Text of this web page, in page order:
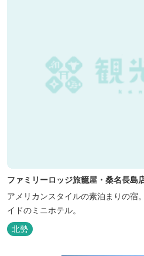
ファミリーロッジ旅籠屋・桑名長島
アメリカンスタイルの素泊まりの宿
イドのミニホテル。
北勢